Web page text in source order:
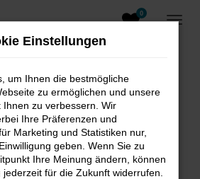
0
Angebote
Einstellungen
um Ihnen die bestmögliche
zu ermöglichen und unsere
Ihnen zu verbessern. Wir
Ihre Präferenzen und
Marketing und Statistiken nur,
geben. Wenn Sie zu
Ihre Meinung ändern, können
für die Zukunft widerrufen.